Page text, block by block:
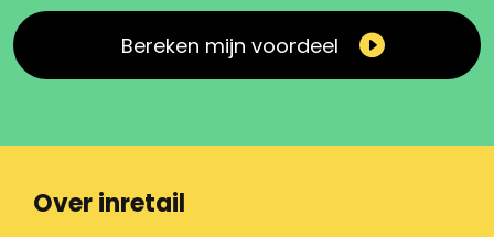
Bereken mijn voordeel
Over inretail